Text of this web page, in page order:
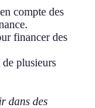
compte des
financer des
plusieurs
dans des